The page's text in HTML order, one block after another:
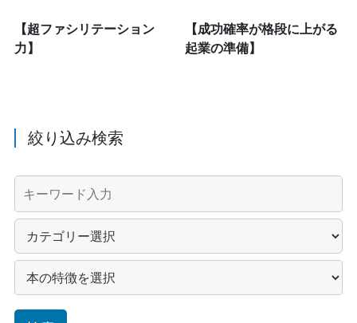
【超ファシリテーション
力】
【成功確率が格段に上がる
起業の準備】
絞り込み検索